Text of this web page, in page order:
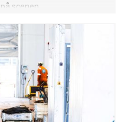
scenen.